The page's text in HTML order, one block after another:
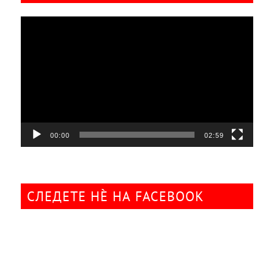
00:00 02:59
СЛЕДЕТЕ НÈ НА FACEBOOK